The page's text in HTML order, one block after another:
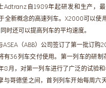
Adtranz自1989年起研发和生产，
新概念的高速列车。X2000可以使
时还可以提高列车的平均速度。
（ABB）公司签订了第一批订购
有36列车交付使用。第一列车的研制
8月，对第一列车进行了广泛的试验
与哥德堡之间，首列列车开始每周六